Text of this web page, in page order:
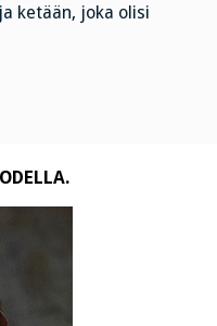
ketään, joka olisi